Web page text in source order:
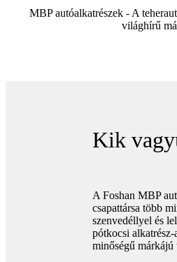
MBP autóalkatrészek - A
világhírű
Kik
A Foshan MBP
csapattársa több
szenvedéllyel és
pótkocsi
minőségű márkájú